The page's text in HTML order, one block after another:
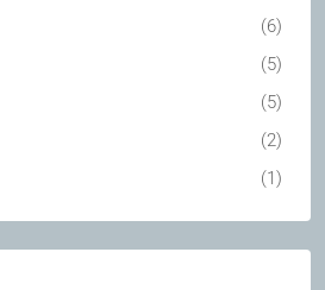
(6)
(5)
(5)
(2)
(1)